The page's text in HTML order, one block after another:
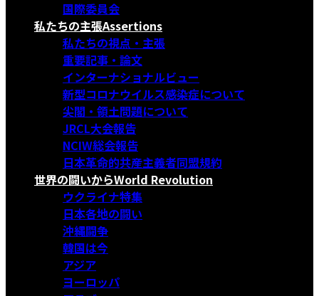
国際委員会
私たちの主張Assertions
私たちの視点・主張
重要記事・論文
インターナショナルビュー
新型コロナウイルス感染症について
尖閣・領土問題について
JRCL大会報告
NCIW総会報告
日本革命的共産主義者同盟規約
世界の闘いからWorld Revolution
ウクライナ特集
日本各地の闘い
沖縄闘争
韓国は今
アジア
ヨーロッパ